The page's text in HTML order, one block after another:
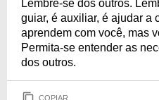
Lembre-se dos outros.
guiar, é auxiliar, é ajudar a
aprendem com você, mas
Permita-se entender as
dos outros.
COPIAR